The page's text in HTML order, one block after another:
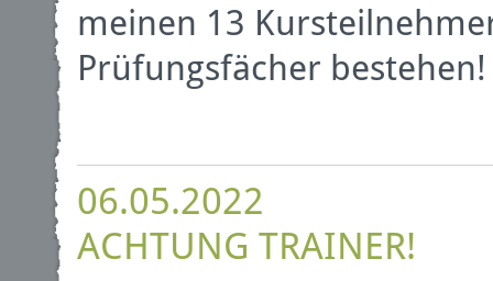
meinen 13
Prüfungsfächer bestehen!
06.05.2022
ACHTUNG TRAINER!